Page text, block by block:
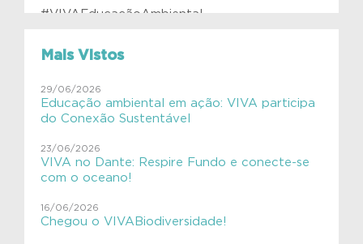
#VIVAEducaçãoAmbiental
#VIVAJulianaMolás
#VIVAnasEscolas
#VIVAnasEscolas
Mais Vistos
29/06/2026
Educação ambiental em ação: VIVA participa
do Conexão Sustentável
23/06/2026
VIVA no Dante: Respire Fundo e conecte-se
com o oceano!
16/06/2026
Chegou o VIVABiodiversidade!